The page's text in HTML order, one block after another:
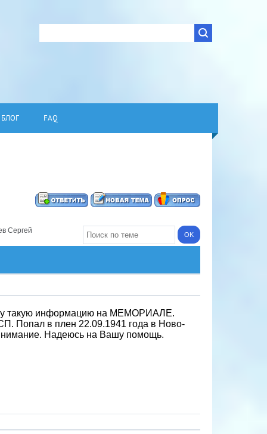
БЛОГ FAQ
Сергей
такую информацию на МЕМОРИАЛЕ.
Попал в плен 22.09.1941 года в Ново-
Надеюсь на Вашу помощь.